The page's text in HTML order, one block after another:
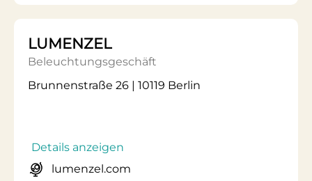
LUMENZEL
Beleuchtungsgeschäft
Brunnenstraße 26 | 10119 Berlin
Details anzeigen
lumenzel.com